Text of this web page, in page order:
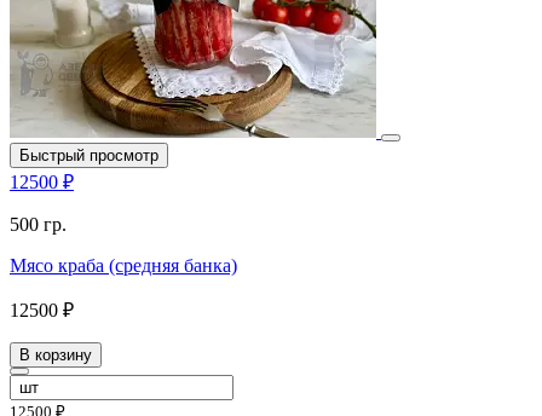
Быстрый просмотр
12500 ₽
500 гр.
Мясо краба (средняя банка)
12500 ₽
В корзину
12500 ₽